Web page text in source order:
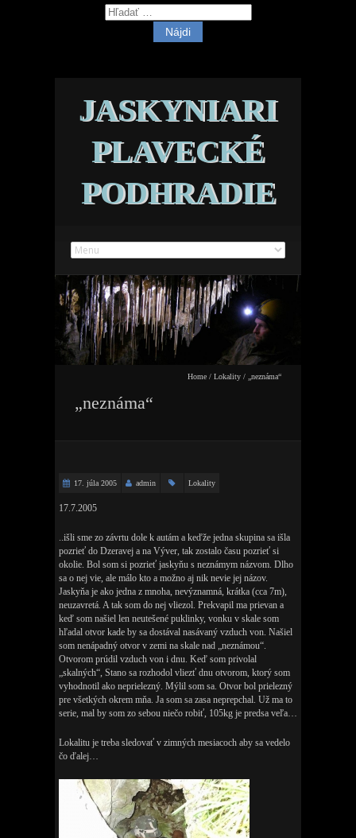
Hľadať:
JASKYNIARI
PLAVECKÉ
PODHRADIE
Home / Lokality / „neznáma“
„neznáma“
17. júla 2005 admin Lokality
17.7.2005
..išli sme zo závrtu dole k autám a keďže jedna skupina sa išla
pozrieť do Dzeravej a na Výver, tak zostalo času pozrieť si
okolie. Bol som si pozrieť jaskyňu s neznámym názvom. Dlho
sa o nej vie, ale málo kto a možno aj nik nevie jej názov.
Jaskyňa je ako jedna z mnoha, nevýznamná, krátka (cca 7m),
neuzavretá. A tak som do nej vliezol. Prekvapil ma prievan a
keď som našiel len neutešené puklinky, vonku v skale som
hľadal otvor kade by sa dostával nasávaný vzduch von. Našiel
som nenápadný otvor v zemi na skale nad „neznámou“.
Otvorom prúdil vzduch von i dnu. Keď som privolal
„skalných“, Stano sa rozhodol vliezť dnu otvorom, ktorý som
vyhodnotil ako neprielezný. Mýlil som sa. Otvor bol prielezný
pre všetkých okrem mňa. Ja som sa zasa neprepchal. Už ma to
serie, mal by som zo sebou niečo robiť, 105kg je predsa veľa…
Lokalitu je treba sledovať v zimných mesiacoch aby sa vedelo
čo ďalej…